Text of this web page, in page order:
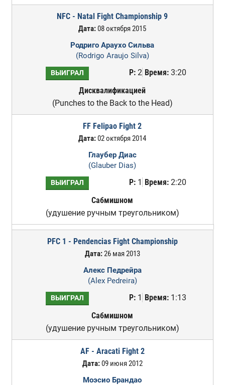
NFC - Natal Fight Championship 9
Дата:08 октября 2015
Родриго Араухо Сильва
(Rodrigo Araujo Silva)
ВЫИГРАЛ Р:2 Время:3:20
Дисквалификацией
(Punches to the Back to the Head)
FF Felipao Fight 2
Дата:02 октября 2014
Глаубер Диас
(Glauber Dias)
ВЫИГРАЛ Р:1 Время:2:20
Сабмишном
(удушение ручным треугольником)
PFC 1 - Pendencias Fight Championship
Дата:26 мая 2013
Алекс Педрейра
(Alex Pedreira)
ВЫИГРАЛ Р:1 Время:1:13
Сабмишном
(удушение ручным треугольником)
AF - Aracati Fight 2
Дата:09 июня 2012
Моэсио Брандао